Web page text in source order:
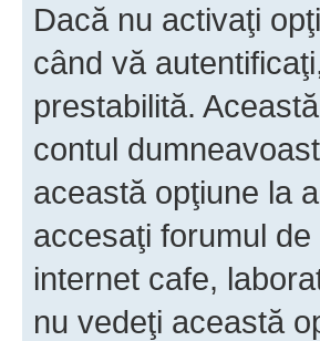
Dacă nu activaţi
când vă
prestabilită.
contul
această opţiune la
accesaţi forumul
internet cafe,
nu vedeţi această